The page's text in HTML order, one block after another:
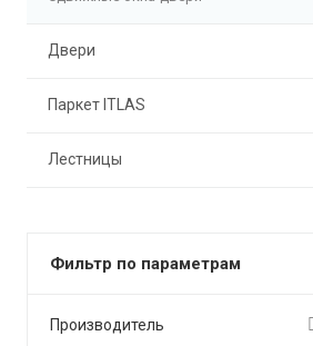
Двери
Паркет ITLAS
Лестницы
Фильтр по параметрам
Производитель